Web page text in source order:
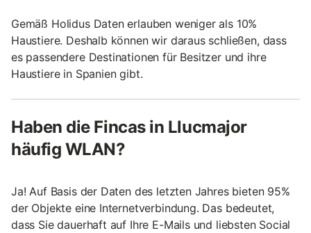
Gemäß Holidus Daten erlauben weniger als 10%
Haustiere. Deshalb können wir daraus schließen, dass
es passendere Destinationen für Besitzer und ihre
Haustiere in Spanien gibt.
Haben die Fincas in Llucmajor
häufig WLAN?
Ja! Auf Basis der Daten des letzten Jahres bieten 95%
der Objekte eine Internetverbindung. Das bedeutet,
dass Sie dauerhaft auf Ihre E-Mails und liebsten Social